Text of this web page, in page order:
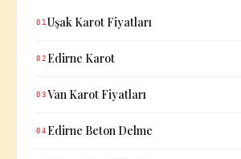
01 Uşak Karot Fiyatları
02 Edirne Karot
03 Van Karot Fiyatları
04 Edirne Beton Delme